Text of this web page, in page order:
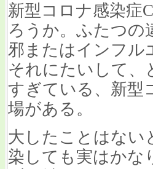
新型コロナ感染症
ろうか。ふたつの
邪またはインフル
それにたいして、
すぎている、新型
場がある。
大したことはない
染しても実はかな